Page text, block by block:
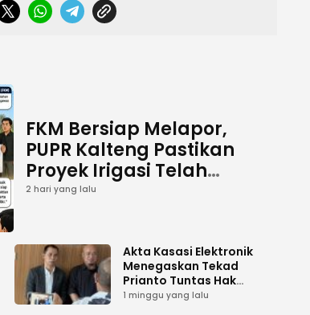
FKM Bersiap Melapor,
PUPR Kalteng Pastikan
Proyek Irigasi Telah
Tuntas
2 hari yang lalu
Akta Kasasi Elektronik
Menegaskan Tekad
Prianto Tuntas Hak
Lahan ke Mahkamah
1 minggu yang lalu